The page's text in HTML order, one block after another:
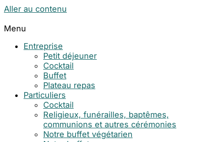
Aller au contenu
Menu
Entreprise
Petit déjeuner
Cocktail
Buffet
Plateau repas
Particuliers
Cocktail
Religieux, funérailles, baptêmes,
communions et autres cérémonies
Notre buffet végétarien